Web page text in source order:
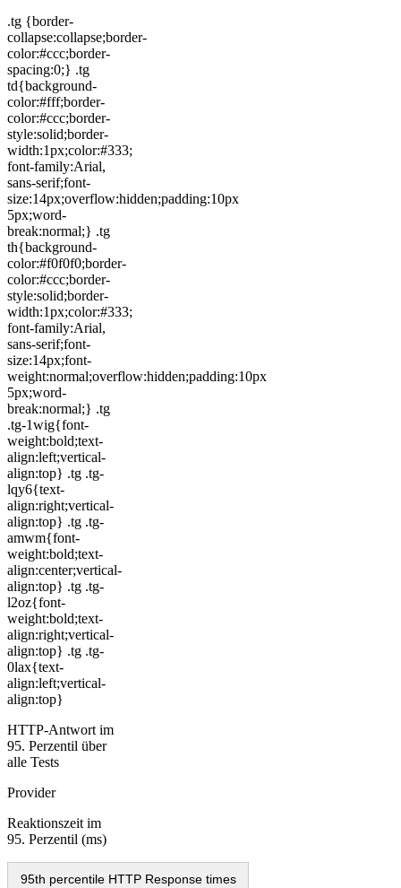
.tg {border-
collapse:collapse;border-
color:#ccc;border-
spacing:0;} .tg
td{background-
color:#fff;border-
color:#ccc;border-
style:solid;border-
width:1px;color:#333;
font-family:Arial,
sans-serif;font-
size:14px;overflow:hidden;padding:10px
5px;word-
break:normal;} .tg
th{background-
color:#f0f0f0;border-
color:#ccc;border-
style:solid;border-
width:1px;color:#333;
font-family:Arial,
sans-serif;font-
size:14px;font-
weight:normal;overflow:hidden;padding:10px
5px;word-
break:normal;} .tg
.tg-1wig{font-
weight:bold;text-
align:left;vertical-
align:top} .tg .tg-
lqy6{text-
align:right;vertical-
align:top} .tg .tg-
amwm{font-
weight:bold;text-
align:center;vertical-
align:top} .tg .tg-
l2oz{font-
weight:bold;text-
align:right;vertical-
align:top} .tg .tg-
0lax{text-
align:left;vertical-
align:top}
HTTP-Antwort im
95. Perzentil über
alle Tests
Provider
Reaktionszeit im
95. Perzentil (ms)
95th percentile HTTP Response times